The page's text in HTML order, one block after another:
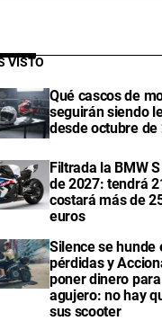
VISTO
Qué cascos de
seguirán siendo
desde octubre de
Filtrada la BMW
de 2027: tendrá
costará más de
euros
Silence se hunde
pérdidas y
poner dinero
agujero: no hay
sus scooter